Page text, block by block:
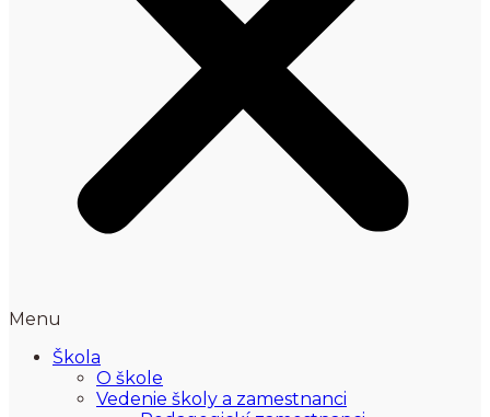
Menu
Škola
O škole
Vedenie školy a zamestnanci